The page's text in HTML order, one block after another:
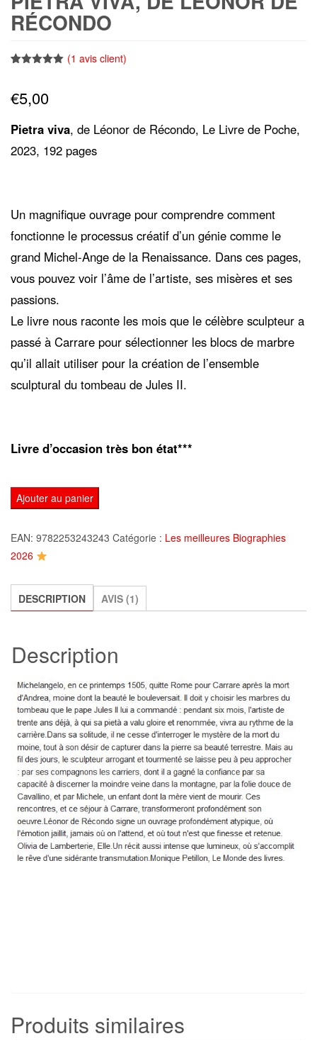
RÉCONDO
basé sur
notation
(1 avis client)
€5,00
Pietra viva, de Léonor de Récondo, Le Livre de Poche,
2023, 192 pages
Un magnifique ouvrage pour comprendre comment
fonctionne le processus créatif d’un génie comme le
grand Michel-Ange de la Renaissance. Dans ces pages,
vous pouvez voir l’âme de l’artiste, ses misères et ses
passions.
Le livre nous raconte les mois que le célèbre sculpteur a
passé à Carrare pour sélectionner les blocs de marbre
qu’il allait utiliser pour la création de l’ensemble
sculptural du tombeau de Jules II.
Livre d’occasion très bon état***
quantité
de
Pietra
Léonor
de
Ajouter au panier
EAN: 9782253243243 Catégorie : Les meilleures Biographies
2026
DESCRIPTION AVIS (1)
Description
Produits similaires